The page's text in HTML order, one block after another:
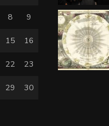
8 9
15 16
22 23
29 30